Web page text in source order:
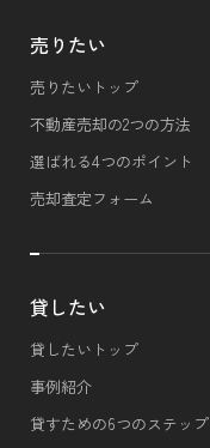
売りたい
売りたいトップ
不動産売却の2つの方法
選ばれる4つのポイント
売却査定フォーム
貸したい
貸したいトップ
事例紹介
貸すための6つのステップ